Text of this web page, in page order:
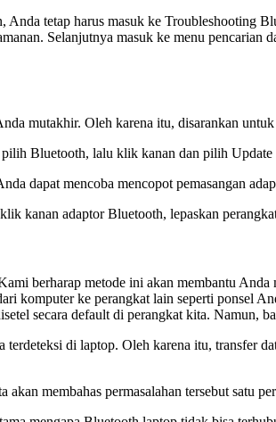
tetap harus masuk ke Troubleshooting
Selanjutnya masuk ke menu
mutakhir. Oleh karena itu, disarankan
Bluetooth, lalu klik kanan dan pilih
dapat mencoba mencopot pemasangan
kanan adaptor Bluetooth, lepaskan
berharap metode ini akan membantu
komputer ke perangkat lain seperti ponsel
secara default di perangkat kita. Namun,
di laptop. Oleh karena itu, transfer
membahas permasalahan tersebut satu